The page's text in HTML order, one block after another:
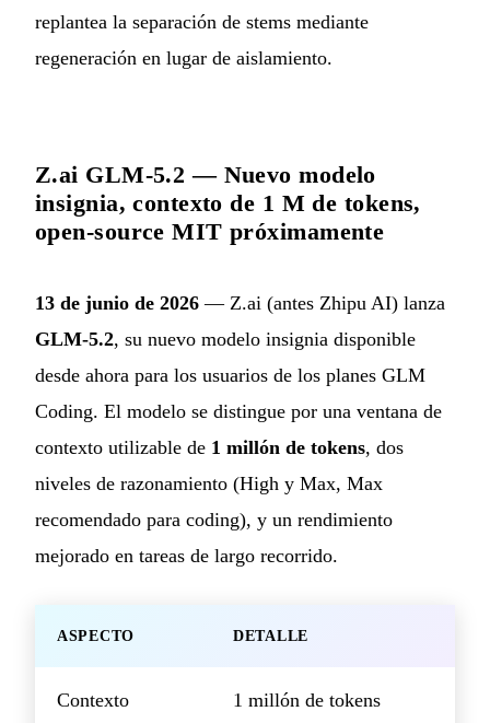
replantea la separación de stems mediante
regeneración en lugar de aislamiento.
Z.ai GLM-5.2 — Nuevo modelo
insignia, contexto de 1 M de tokens,
open-source MIT próximamente
13 de junio de 2026 — Z.ai (antes Zhipu AI) lanza
GLM-5.2, su nuevo modelo insignia disponible
desde ahora para los usuarios de los planes GLM
Coding. El modelo se distingue por una ventana de
contexto utilizable de 1 millón de tokens, dos
niveles de razonamiento (High y Max, Max
recomendado para coding), y un rendimiento
mejorado en tareas de largo recorrido.
ASPECTO DETALLE
Contexto 1 millón de tokens